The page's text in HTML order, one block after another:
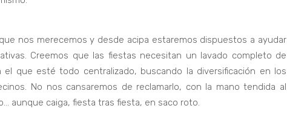
nos merecemos y desde acipa estaremos dispuestos a ayudar
Creemos que las fiestas necesitan un lavado completo de
que esté todo centralizado, buscando la diversificación en los
No nos cansaremos de reclamarlo, con la mano tendida al
aunque caiga, fiesta tras fiesta, en saco roto.